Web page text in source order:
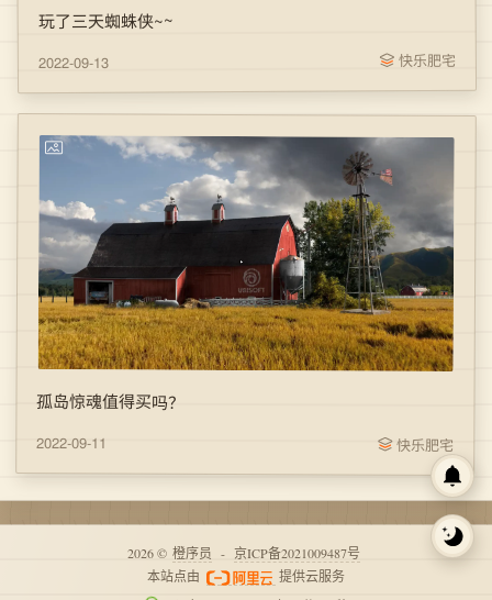
玩了三天蜘蛛侠~~
2022-09-13 快乐肥宅
孤岛惊魂值得买吗？
2022-09-11 快乐肥宅
2026 © 橙序员 - 京ICP备2021009487号
本站点由
提供云服务